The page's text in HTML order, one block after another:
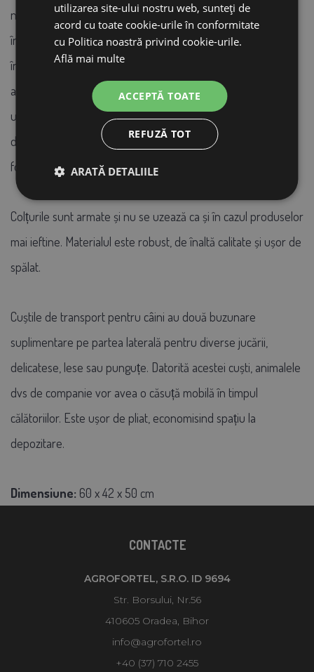
necesară. Partea inferioară este căptușită și poate fi
îndepărtată și spălată. Câinele sau pisica dvs. se va simți
întotdeauna bine. Inserția din plasă pe părțile laterale
asigură, de asemenea, că animalul de companie își poate
urmări bine împrejurimile și se simte mult mai confortabil
decât într-o cușcă închisă. În plus, oferă o circulație a aerului
foarte bună.
Colțurile sunt armate și nu se uzează ca și în cazul produselor
mai ieftine. Materialul este robust, de înaltă calitate și ușor de
spălat.
Cuștile de transport pentru câini au două buzunare
suplimentare pe partea laterală pentru diverse jucării,
delicatese, lese sau punguțe. Datorită acestei cuști, animalele
dvs de companie vor avea o căsuță mobilă în timpul
călătoriilor. Este ușor de pliat, economisind spațiu la
depozitare.
Dimensiune: 60 x 42 x 50 cm
CONTACTE
AGROFORTEL, S.R.O. ID 9694
Str. Borsului, Nr.56
410605 Oradea, Bihor
info@agrofortel.ro
+40 (37) 710 2455
utilizarea site-ului nostru web, sunteți de
acord cu toate cookie-urile în conformitate
cu Politica noastră privind cookie-urile.
Află mai multe
ACCEPTĂ TOATE
REFUZĂ TOT
ARATĂ DETALIILE